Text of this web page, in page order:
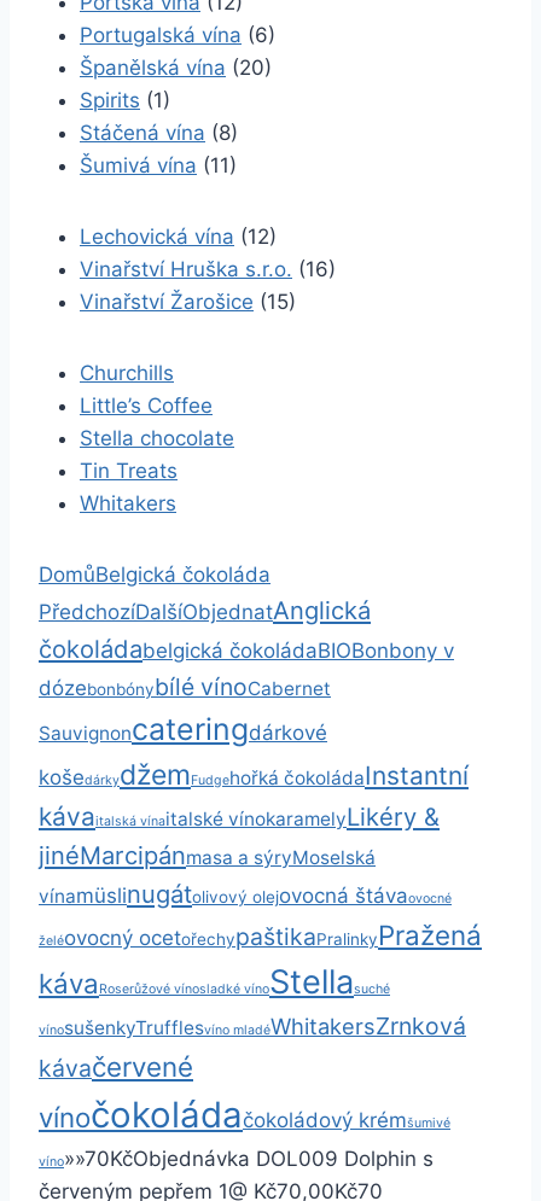
Portugalská vína (6)
Španělská vína (20)
Spirits (1)
Stáčená vína (8)
Šumivá vína (11)
Lechovická vína (12)
Vinařství Hruška s.r.o. (16)
Vinařství Žarošice (15)
Churchills
Little’s Coffee
Stella chocolate
Tin Treats
Whitakers
DomůBelgická čokoláda
PředchozíDalšíObjednatAnglická
čokoládabelgická čokoládaBIOBonbony v
dózebonbónybílé vínoCabernet
Sauvignoncateringdárkové
košedárkydžemFudgehořká čokoládaInstantní
kávaitalská vínaitalské vínokaramelyLikéry &
jinéMarcipánmasa a sýryMoselská
vínamüslinugátolivový olejovocná štávaovocné
želéovocný ocetořechypaštikaPralinkyPražená
káva Roserůžové vínosladké vínoStellasuché
vínosušenkyTrufflesvíno mladéWhitakersZrnková
kávačervené
vínočokoládačokoládový krémšumivé
víno»»70KčObjednávka DOL009 Dolphin s
červeným pepřem 1@ Kč70,00Kč70